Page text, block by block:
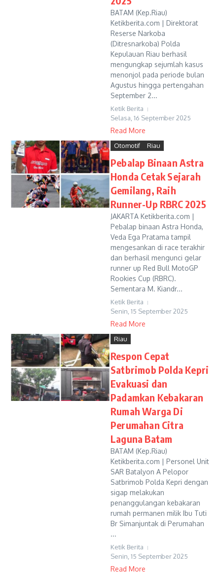
BATAM (Kep.Riau)
Ketikberita.com | Direktorat
Reserse Narkoba
(Ditresnarkoba) Polda
Kepulauan Riau berhasil
mengungkap sejumlah kasus
menonjol pada periode bulan
Agustus hingga pertengahan
September 2...
Ketik Berita
Selasa, 16 September 2025
Read More
Otomotif Riau
Pebalap Binaan Astra
Honda Cetak Sejarah
Gemilang, Raih
Runner-Up RBRC 2025
JAKARTA Ketikberita.com |
Pebalap binaan Astra Honda,
Veda Ega Pratama tampil
mengesankan di race terakhir
dan berhasil mengunci gelar
runner up Red Bull MotoGP
Rookies Cup (RBRC).
Sementara M. Kiandr...
Ketik Berita
Senin, 15 September 2025
Read More
Riau
Respon Cepat
Satbrimob Polda Kepri
Evakuasi dan
Padamkan Kebakaran
Rumah Warga Di
Perumahan Citra
Laguna Batam
BATAM (Kep.Riau)
Ketikberita.com | Personel Unit
SAR Batalyon A Pelopor
Satbrimob Polda Kepri dengan
sigap melakukan
penanggulangan kebakaran
rumah permanen milik Ibu Tuti
Br Simanjuntak di Perumahan
...
Ketik Berita
Senin, 15 September 2025
Read More